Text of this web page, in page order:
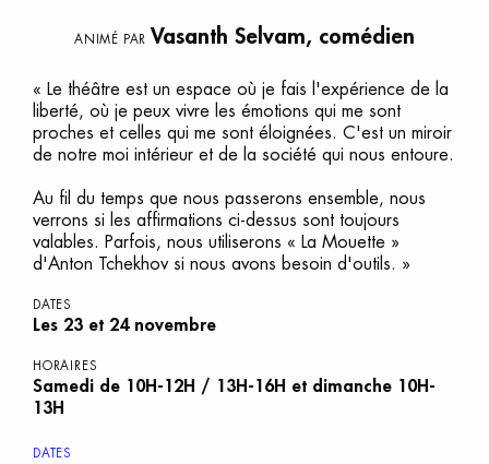
ANIMÉ PAR Vasanth Selvam, comédien
« Le théâtre est un espace où je fais l'expérience de la
liberté, où je peux vivre les émotions qui me sont
proches et celles qui me sont éloignées. C'est un miroir
de notre moi intérieur et de la société qui nous entoure.
Au fil du temps que nous passerons ensemble, nous
verrons si les affirmations ci-dessus sont toujours
valables. Parfois, nous utiliserons « La Mouette »
d'Anton Tchekhov si nous avons besoin d'outils. »
DATES
Les 23 et 24 novembre
HORAIRES
Samedi de 10H-12H / 13H-16H et dimanche 10H-
13H
DATES